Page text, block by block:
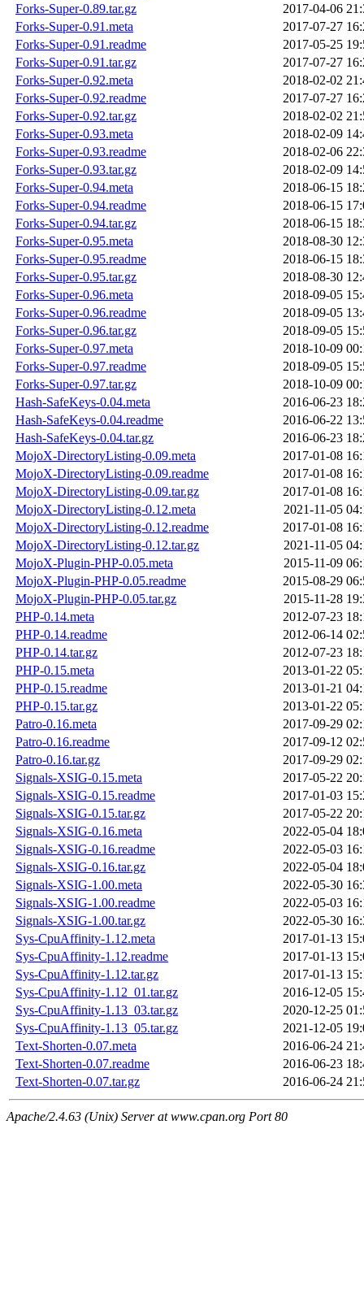
Forks-Super-0.89.tar.gz
2017-04-06
Forks-Super-0.91.meta
2017-07-27
Forks-Super-0.91.readme
2017-05-25
Forks-Super-0.91.tar.gz
2017-07-27
Forks-Super-0.92.meta
2018-02-02
Forks-Super-0.92.readme
2017-07-27
Forks-Super-0.92.tar.gz
2018-02-02
Forks-Super-0.93.meta
2018-02-09
Forks-Super-0.93.readme
2018-02-06
Forks-Super-0.93.tar.gz
2018-02-09
Forks-Super-0.94.meta
2018-06-15
Forks-Super-0.94.readme
2018-06-15
Forks-Super-0.94.tar.gz
2018-06-15
Forks-Super-0.95.meta
2018-08-30
Forks-Super-0.95.readme
2018-06-15
Forks-Super-0.95.tar.gz
2018-08-30
Forks-Super-0.96.meta
2018-09-05
Forks-Super-0.96.readme
2018-09-05
Forks-Super-0.96.tar.gz
2018-09-05
Forks-Super-0.97.meta
2018-10-09
Forks-Super-0.97.readme
2018-09-05
Forks-Super-0.97.tar.gz
2018-10-09
Hash-SafeKeys-0.04.meta
2016-06-23
Hash-SafeKeys-0.04.readme
2016-06-22
Hash-SafeKeys-0.04.tar.gz
2016-06-23
MojoX-DirectoryListing-0.09.meta
2017-01-08
MojoX-DirectoryListing-0.09.readme
2017-01-08
MojoX-DirectoryListing-0.09.tar.gz
2017-01-08
MojoX-DirectoryListing-0.12.meta
2021-11-05
MojoX-DirectoryListing-0.12.readme
2017-01-08
MojoX-DirectoryListing-0.12.tar.gz
2021-11-05
MojoX-Plugin-PHP-0.05.meta
2015-11-09
MojoX-Plugin-PHP-0.05.readme
2015-08-29
MojoX-Plugin-PHP-0.05.tar.gz
2015-11-28
PHP-0.14.meta
2012-07-23
PHP-0.14.readme
2012-06-14
PHP-0.14.tar.gz
2012-07-23
PHP-0.15.meta
2013-01-22
PHP-0.15.readme
2013-01-21
PHP-0.15.tar.gz
2013-01-22
Patro-0.16.meta
2017-09-29
Patro-0.16.readme
2017-09-12
Patro-0.16.tar.gz
2017-09-29
Signals-XSIG-0.15.meta
2017-05-22
Signals-XSIG-0.15.readme
2017-01-03
Signals-XSIG-0.15.tar.gz
2017-05-22
Signals-XSIG-0.16.meta
2022-05-04
Signals-XSIG-0.16.readme
2022-05-03
Signals-XSIG-0.16.tar.gz
2022-05-04
Signals-XSIG-1.00.meta
2022-05-30
Signals-XSIG-1.00.readme
2022-05-03
Signals-XSIG-1.00.tar.gz
2022-05-30
Sys-CpuAffinity-1.12.meta
2017-01-13
Sys-CpuAffinity-1.12.readme
2017-01-13
Sys-CpuAffinity-1.12.tar.gz
2017-01-13
Sys-CpuAffinity-1.12_01.tar.gz
2016-12-05
Sys-CpuAffinity-1.13_03.tar.gz
2020-12-25
Sys-CpuAffinity-1.13_05.tar.gz
2021-12-05
Text-Shorten-0.07.meta
2016-06-24
Text-Shorten-0.07.readme
2016-06-23
Text-Shorten-0.07.tar.gz
2016-06-24
Apache/2.4.63 (Unix) Server at www.cpan.org Port 80